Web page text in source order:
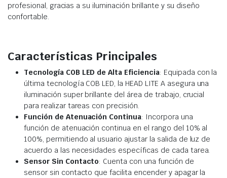
profesional, gracias a su iluminación brillante y su diseño
confortable.
Características Principales
Tecnología COB LED de Alta Eficiencia: Equipada con la
última tecnología COB LED, la HEAD LITE A asegura una
iluminación super brillante del área de trabajo, crucial
para realizar tareas con precisión.
Función de Atenuación Continua: Incorpora una
función de atenuación continua en el rango del 10% al
100%, permitiendo al usuario ajustar la salida de luz de
acuerdo a las necesidades específicas de cada tarea.
Sensor Sin Contacto: Cuenta con una función de
sensor sin contacto que facilita encender y apagar la